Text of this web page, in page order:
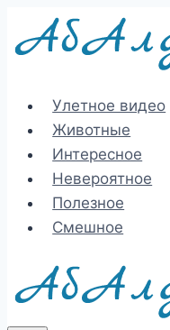
Перейти
Улетное видео
Животные
Интересное
Невероятное
Полезное
Смешное